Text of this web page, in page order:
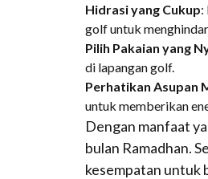
Hidrasi yang Cukup:
golf untuk
Pilih Pakaian yang
di lapangan golf.
Perhatikan Asupan
untuk memberikan
Dengan manfaat
bulan Ramadhan.
kesempatan untuk